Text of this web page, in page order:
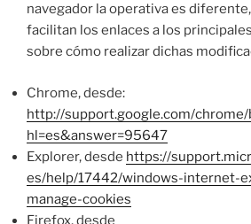
navegador la operativa es
facilitan los enlaces a los
sobre cómo realizar dichas
Chrome, desde:
http://support.google.com/chrome/
hl=es&answer=95647
Explorer, desde https://
es/help/17442/windows-internet-
manage-cookies
Firefox, desde